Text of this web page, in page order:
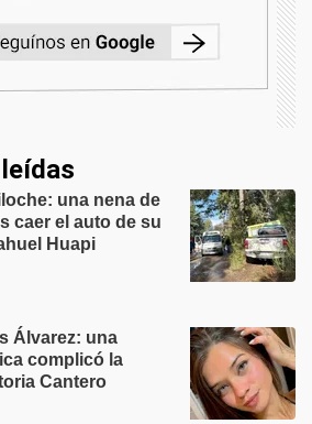
una nena de
caer el auto de su
Huapi
Álvarez: una
complicó la
Cantero